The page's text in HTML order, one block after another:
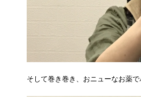
そして巻き巻き、おニューなお薬